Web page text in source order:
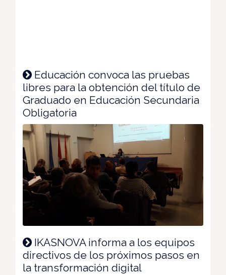
Educación convoca las pruebas
libres para la obtención del título de
Graduado en Educación Secundaria
Obligatoria
IKASNOVA informa a los equipos
directivos de los próximos pasos en
la transformación digital